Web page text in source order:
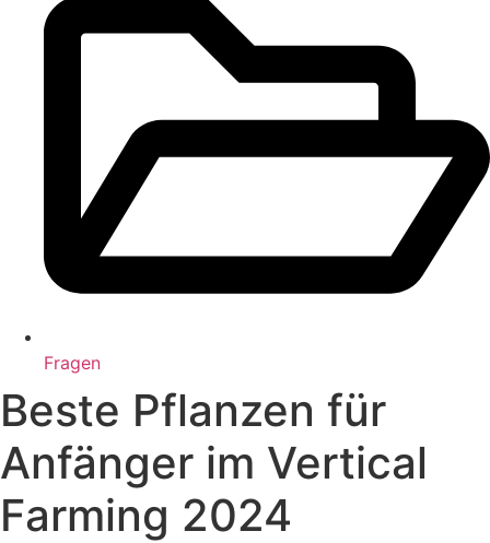
Fragen
Beste Pflanzen für
Anfänger im Vertical
Farming 2024